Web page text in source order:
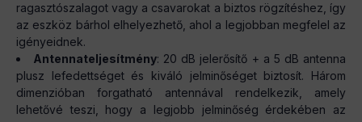
ragasztószalagot vagy a csavarokat a biztos rögzítéshez, így
az eszköz bárhol elhelyezhető, ahol a legjobban megfelel az
igényeidnek.
Antennateljesítmény: 20 dB jelerősítő + a 5 dB antenna
plusz lefedettséget és kiváló jelminőséget biztosít. Három
dimenzióban forgatható antennával rendelkezik, amely
lehetővé teszi, hogy a legjobb jelminőség érdekében az